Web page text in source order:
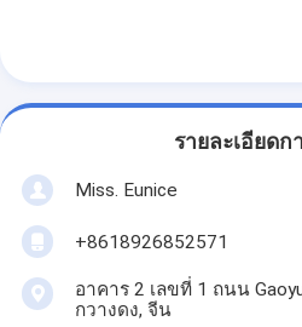
รายละเอียดก
Miss. Eunice
+8618926852571
อาคาร 2 เลขที่ 1 ถนน
กวางดง, จีน